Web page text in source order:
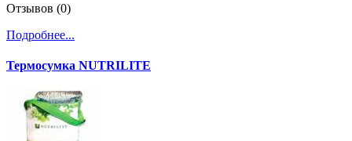
Отзывов (0)
Подробнее...
Термосумка NUTRILITE